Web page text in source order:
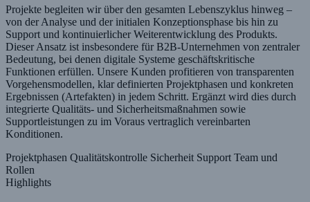
Projekte begleiten wir über den gesamten Lebenszyklus hinweg –
von der Analyse und der initialen Konzeptionsphase bis hin zu
Support und kontinuierlicher Weiterentwicklung des Produkts.
Dieser Ansatz ist insbesondere für B2B-Unternehmen von zentraler
Bedeutung, bei denen digitale Systeme geschäftskritische
Funktionen erfüllen. Unsere Kunden profitieren von transparenten
Vorgehensmodellen, klar definierten Projektphasen und konkreten
Ergebnissen (Artefakten) in jedem Schritt. Ergänzt wird dies durch
integrierte Qualitäts- und Sicherheitsmaßnahmen sowie
Supportleistungen zu im Voraus vertraglich vereinbarten
Konditionen.
Projektphasen Qualitätskontrolle Sicherheit Support Team und
Rollen
Highlights